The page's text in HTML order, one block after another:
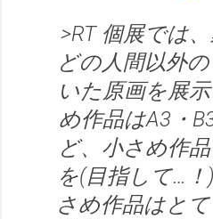
>RT 個展では
どの人間以外
いた原画を展
め作品はA3・
ど、小さめ作
を(目指して…
さめ作品はと